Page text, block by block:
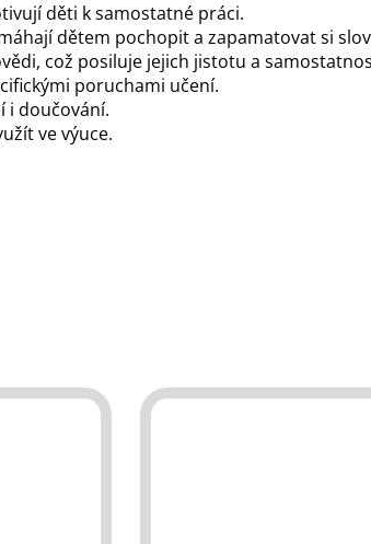
děti k samostatné práci.
dětem pochopit a zapamatovat si
což posiluje jejich jistotu a
poruchami učení.
i doučování.
ve výuce.